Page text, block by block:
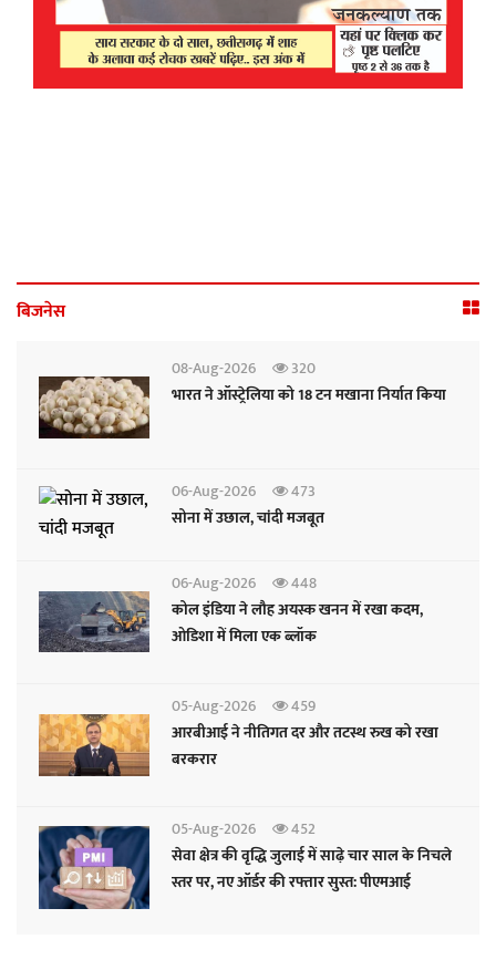
अपनी उपलब्धियों तक पहुंचने के लिए कड़ी मेहनत
कर चुकी हैं।'' माधुरी ने कहा कि फिल्मों की
समीक्षा पहले भी होती थी, लेकिन अब डिजिटल
नजर आएंगे। यह फिल्म नेटफ्लिक्स पर चार जून
बिजनेस
08-Aug-2026
320
भारत ने ऑस्ट्रेलिया को 18 टन मखाना निर्यात किया
06-Aug-2026
473
सोना में उछाल, चांदी मजबूत
06-Aug-2026
448
कोल इंडिया ने लौह अयस्क खनन में रखा कदम,
ओडिशा में मिला एक ब्लॉक
05-Aug-2026
459
आरबीआई ने नीतिगत दर और तटस्थ रुख को रखा
बरकरार
05-Aug-2026
452
सेवा क्षेत्र की वृद्धि जुलाई में साढ़े चार साल के निचले
स्तर पर, नए ऑर्डर की रफ्तार सुस्त: पीएमआई